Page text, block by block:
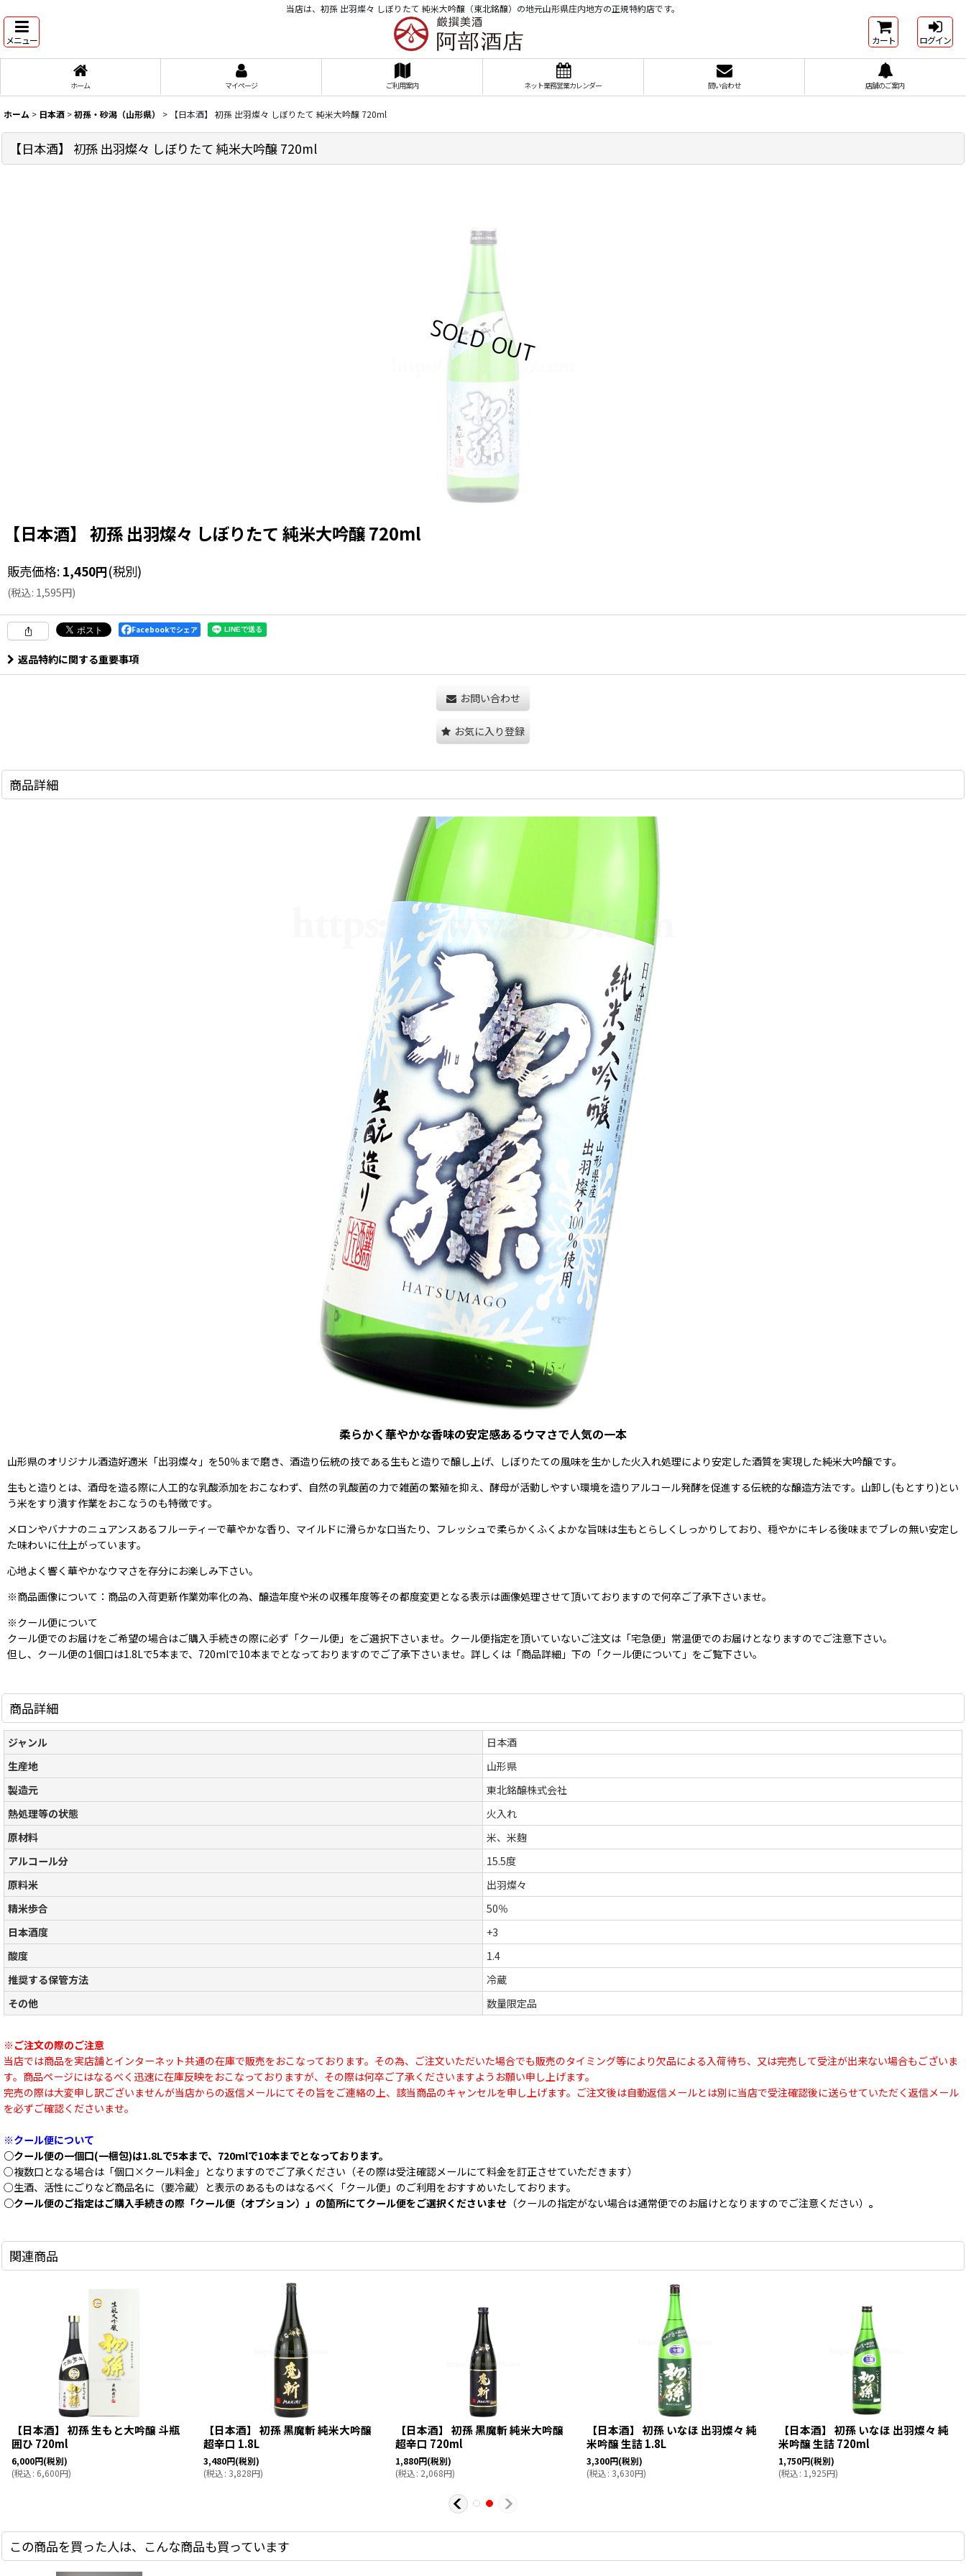
当店は、初孫 出羽燦々 しぼりたて 純米大吟醸（東北銘醸）の地元山形県庄内地方の正規特約店です。
メニュー カート ログイン
ホーム マイページ ご利用案内 ネット業務営業カレンダー 問い合わせ 店舗のご案内
ホーム > 日本酒 >初孫・砂潟（山形県） > 【日本酒】 初孫 出羽燦々 しぼりたて 純米大吟醸 720ml
【日本酒】 初孫 出羽燦々 しぼりたて 純米大吟醸 720ml
【日本酒】 初孫 出羽燦々 しぼりたて 純米大吟醸 720ml
販売価格: 1,450円(税別)
(税込: 1,595円)
Facebookでシェア
返品特約に関する重要事項
お問い合わせ
お気に入り登録
商品詳細
柔らかく華やかな香味の安定感あるウマさで人気の一本
山形県のオリジナル酒造好適米「出羽燦々」を50％まで磨き、酒造り伝統の技である生もと造りで醸し上げ、しぼりたての風味を生かした火入れ処理により安定した酒質を実現した純米大吟醸です。
生もと造りとは、酒母を造る際に人工的な乳酸添加をおこなわず、自然の乳酸菌の力で雑菌の繁殖を抑え、酵母が活動しやすい環境を造りアルコール発酵を促進する伝統的な醸造方法です。山卸し(もとすり)とい
う米をすり潰す作業をおこなうのも特徴です。
メロンやバナナのニュアンスあるフルーティーで華やかな香り、マイルドに滑らかな口当たり、フレッシュで柔らかくふくよかな旨味は生もとらしくしっかりしており、穏やかにキレる後味までブレの無い安定し
た味わいに仕上がっています。
心地よく響く華やかなウマさを存分にお楽しみ下さい。
※商品画像について：商品の入荷更新作業効率化の為、醸造年度や米の収穫年度等その都度変更となる表示は画像処理させて頂いておりますので何卒ご了承下さいませ。
※クール便について
クール便でのお届けをご希望の場合はご購入手続きの際に必ず「クール便」をご選択下さいませ。クール便指定を頂いていないご注文は「宅急便」常温便でのお届けとなりますのでご注意下さい。
但し、クール便の1個口は1.8Lで5本まで、720mlで10本までとなっておりますのでご了承下さいませ。詳しくは「商品詳細」下の「クール便について」をご覧下さい。
商品詳細
ジャンル
日本酒
生産地
山形県
製造元
東北銘醸株式会社
熱処理等の状態
火入れ
原材料
米、米麹
アルコール分
15.5度
原料米
出羽燦々
精米歩合
50％
日本酒度
+3
酸度
1.4
推奨する保管方法
冷蔵
その他
数量限定品
※ご注文の際のご注意
当店では商品を実店舗とインターネット共通の在庫で販売をおこなっております。その為、ご注文いただいた場合でも販売のタイミング等により欠品による入荷待ち、又は完売して受注が出来ない場合もございま
す。商品ページにはなるべく迅速に在庫反映をおこなっておりますが、その際は何卒ご了承くださいますようお願い申し上げます。
完売の際は大変申し訳ございませんが当店からの返信メールにてその旨をご連絡の上、該当商品のキャンセルを申し上げます。ご注文後は自動返信メールとは別に当店で受注確認後に送らせていただく返信メール
を必ずご確認くださいませ。
※クール便について
○クール便の一個口(一梱包)は1.8Lで5本まで、720mlで10本までとなっております。
○複数口となる場合は「個口×クール料金」となりますのでご了承ください（その際は受注確認メールにて料金を訂正させていただきます）
○生酒、活性にごりなど商品名に（要冷蔵）と表示のあるものはなるべく「クール便」のご利用をおすすめいたしております。
○クール便のご指定はご購入手続きの際「クール便（オプション）」の箇所にてクール便をご選択くださいませ （クールの指定がない場合は通常便でのお届けとなりますのでご注意ください） 。
関連商品
【日本酒】 初孫 生もと大吟醸 斗瓶
囲ひ 720ml
6,000円(税別)
(税込: 6,600円)
【日本酒】 初孫 黒魔斬 純米大吟醸
超辛口 1.8L
3,480円(税別)
(税込: 3,828円)
【日本酒】 初孫 黒魔斬 純米大吟醸
超辛口 720ml
1,880円(税別)
(税込: 2,068円)
【日本酒】 初孫 いなほ 出羽燦々 純
米吟醸 生詰 1.8L
3,300円(税別)
(税込: 3,630円)
【日本酒】 初孫 いなほ 出羽燦々 純
米吟醸 生詰 720ml
1,750円(税別)
(税込: 1,925円)
この商品を買った人は、こんな商品も買っています